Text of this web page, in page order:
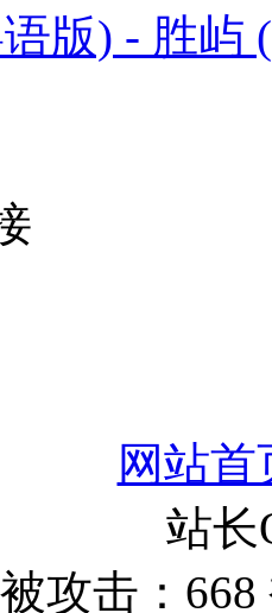
版) - 胜屿
网站首
站
攻击：668